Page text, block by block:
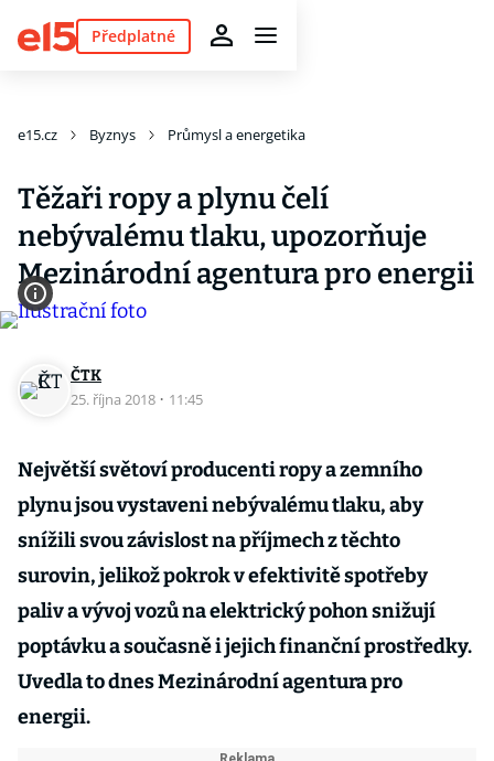
Předplatné
e15.cz Byznys Průmysl a energetika
Těžaři ropy a plynu čelí
nebývalému tlaku, upozorňuje
Mezinárodní agentura pro energii
ČTK
25. října 2018 · 11:45
Největší světoví producenti ropy a zemního
plynu jsou vystaveni nebývalému tlaku, aby
snížili svou závislost na příjmech z těchto
surovin, jelikož pokrok v efektivitě spotřeby
paliv a vývoj vozů na elektrický pohon snižují
poptávku a současně i jejich finanční prostředky.
Uvedla to dnes Mezinárodní agentura pro
energii.